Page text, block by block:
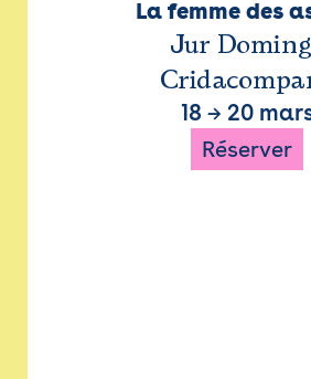
La femme des
Jur
18 → 20
Réserver